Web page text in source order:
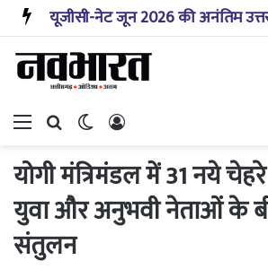
Menu Search forSwitch skin
योगी मंत्रिमंडल में 31 नये
युवा और अनुभवी नेताओं के
संतुलन